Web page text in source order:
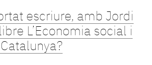
escriure, amb Jordi
L’Economia social i